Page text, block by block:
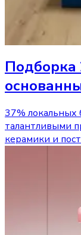
Подборка
37% локальных
талантливыми
керамики и